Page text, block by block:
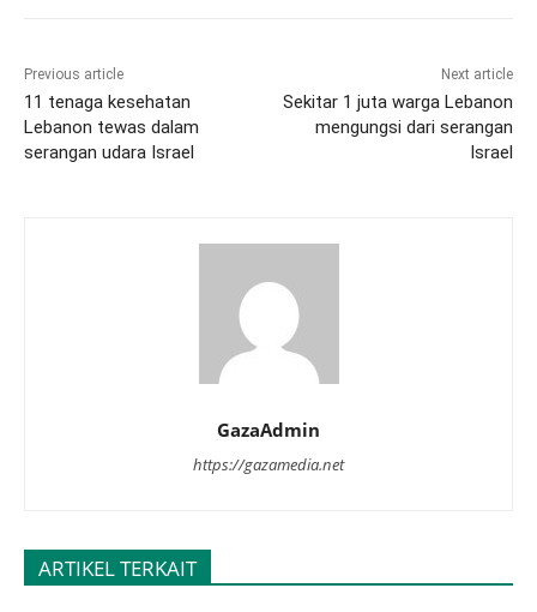
Previous article
11 tenaga kesehatan
Lebanon tewas dalam
serangan udara Israel
Next article
Sekitar 1 juta warga Lebanon
mengungsi dari serangan
Israel
GazaAdmin
https://gazamedia.net
ARTIKEL TERKAIT